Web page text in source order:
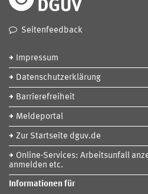
Seitenfeedback
Impressum
Datenschutzerklärung
Barrierefreiheit
Meldeportal
Zur Startseite dguv.de
Online-Services: Arbeitsunfall
anmelden etc.
Informationen für